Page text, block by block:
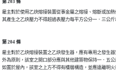
第 203 條
雇主對於使用乙炔熔接裝置從事金屬之熔接、熔斷或加
其產生之乙炔壓力不得超過表壓力每平方公分一．三公斤
第 204 條
雇主對於乙炔熔接裝置之乙炔發生器，應有專用之發生
外為原則，該室之開口部分應與其他建築物保持一．五公
如置於屋內，該室之上方不得有樓層構造，並應遠離明火